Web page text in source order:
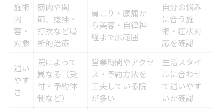
施術
内
容・
対象
筋肉や関
節、捻挫・
打撲など局
所的治療
肩こり・腰痛か
ら美容・自律神
経まで広範囲
自分の悩み
に合う施
術・症状対
応を確認
通い
やす
さ
院によって
異なる（受
付・予約体
制など）
営業時間やアクセ
ス・予約方法を
工夫している院
が多い
生活スタイ
ルに合わせ
て通いやす
いか確認